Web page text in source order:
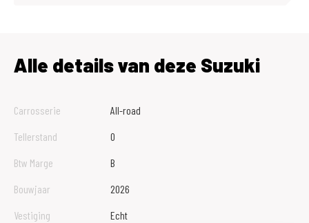
Alle details van deze Suzuki
Carrosserie
All-road
Tellerstand
0
Btw Marge
B
Bouwjaar
2026
Vestiging
Echt